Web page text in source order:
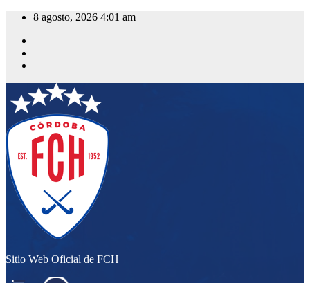
Saltar
contenido
8 agosto, 2026 4:01 am
Sitio Web Oficial de FCH